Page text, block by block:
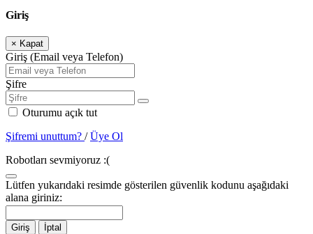
Giriş
× Kapat
Giriş (Email veya Telefon)
Şifre
Oturumu açık tut
Şifremi unuttum? /Üye Ol
Robotları sevmiyoruz :(
Lütfen yukarıdaki resimde gösterilen güvenlik kodunu aşağıdaki
alana giriniz:
Giriş İptal